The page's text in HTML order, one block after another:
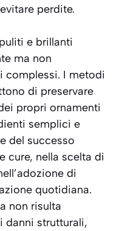
perdite.
e brillanti
ma non
complessi. I metodi
di preservare
propri ornamenti
semplici e
del successo
cure, nella scelta di
di
quotidiana.
non risulta
danni strutturali,